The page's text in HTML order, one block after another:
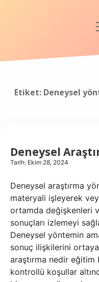
Anasayfa
Etiket: Deneysel
Deneysel
Tarih: Ekim 28, 2024
Deneysel araştırma
materyali işleyerek
ortamda değişkenleri
sonuçları izlemeyi
Deneysel yöntemin
sonuç ilişkilerini ortaya
araştırma nedir eğitim
kontrollü koşullar